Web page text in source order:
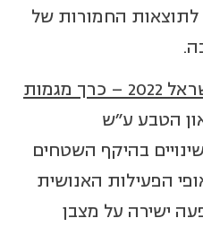
החמורות של
דו"ח מצב הטבע ישראל 2022 – כרך מגמות
הטבע ע"ש
בהיקף השטחים
הפעילות האנושית
ישירה על מצבן